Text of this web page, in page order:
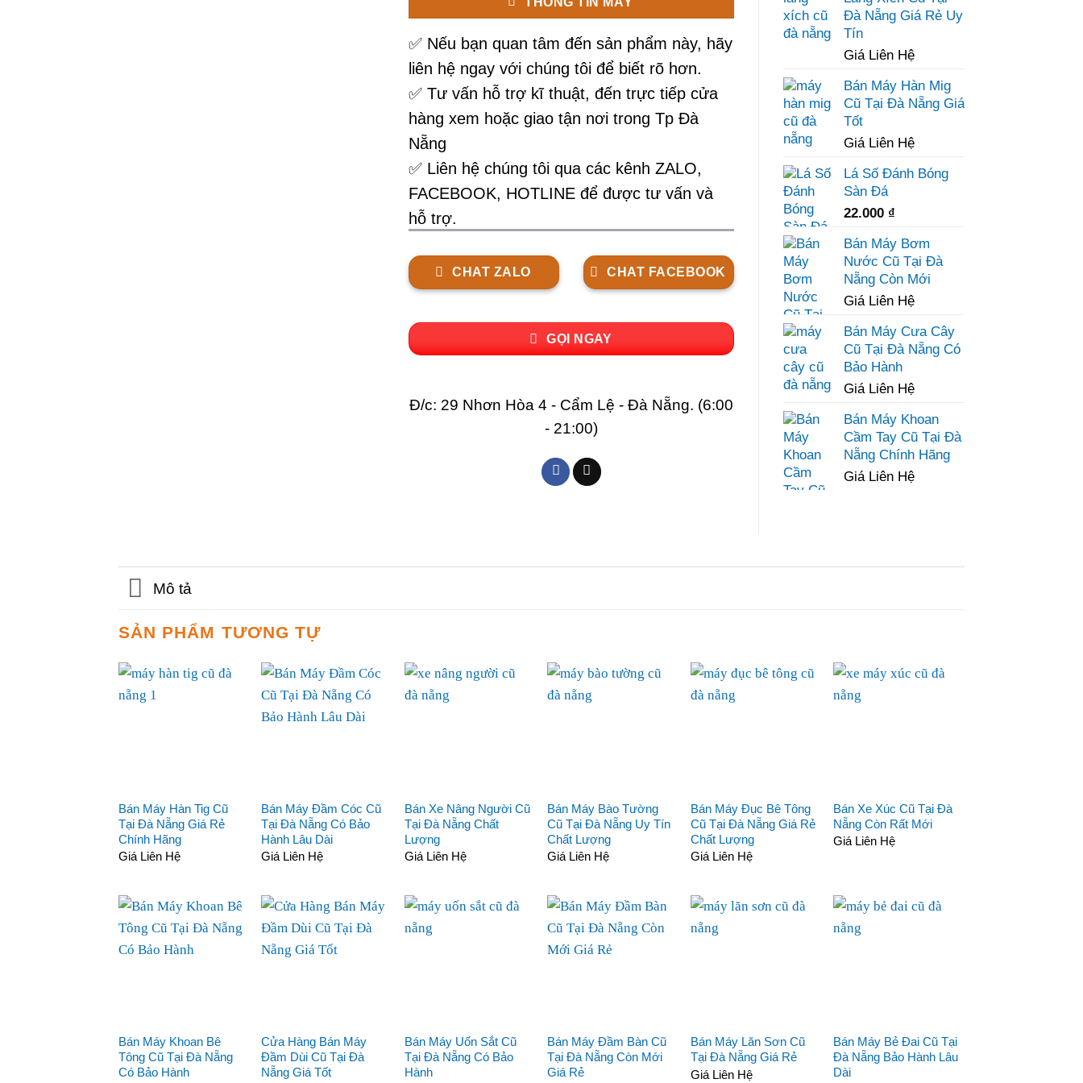
✅ Nếu bạn quan tâm đến sản phẩm này, hãy
liên hệ ngay với chúng tôi để biết rõ hơn.
✅ Tư vấn hỗ trợ kĩ thuật, đến trực tiếp cửa
hàng xem hoặc giao tận nơi trong Tp Đà
Nẵng
✅ Liên hệ chúng tôi qua các kênh ZALO,
FACEBOOK, HOTLINE để được tư vấn và
hỗ trợ.
CHAT ZALO CHAT FACEBOOK
GỌI NGAY
Đ/c: 29 Nhơn Hòa 4 - Cẩm Lệ - Đà Nẵng. (6:00
- 21:00)
Đà Nẵng Giá Rẻ Uy
Tín
Giá Liên Hệ
Bán Máy Hàn Mig
Cũ Tại Đà Nẵng Giá
Tốt
Giá Liên Hệ
Lá Số Đánh Bóng
Sàn Đá
22.000 ₫
Bán Máy Bơm
Nước Cũ Tại Đà
Nẵng Còn Mới
Giá Liên Hệ
Bán Máy Cưa Cây
Cũ Tại Đà Nẵng Có
Bảo Hành
Giá Liên Hệ
Bán Máy Khoan
Cầm Tay Cũ Tại Đà
Nẵng Chính Hãng
Giá Liên Hệ
Mô tả
SẢN PHẨM TƯƠNG TỰ
Bán Máy Hàn Tig Cũ
Tại Đà Nẵng Giá Rẻ
Chính Hãng
Giá Liên Hệ
Bán Máy Đầm Cóc Cũ
Tại Đà Nẵng Có Bảo
Hành Lâu Dài
Giá Liên Hệ
Bán Xe Nâng Người Cũ
Tại Đà Nẵng Chất
Lượng
Giá Liên Hệ
Bán Máy Bào Tường
Cũ Tại Đà Nẵng Uy Tín
Chất Lượng
Giá Liên Hệ
Bán Máy Đục Bê Tông
Cũ Tại Đà Nẵng Giá Rẻ
Chất Lượng
Giá Liên Hệ
Bán Xe Xúc Cũ Tại Đà
Nẵng Còn Rất Mới
Giá Liên Hệ
Bán Máy Khoan Bê
Tông Cũ Tại Đà Nẵng
Có Bảo Hành
Cửa Hàng Bán Máy
Đầm Dùi Cũ Tại Đà
Nẵng Giá Tốt
Bán Máy Uốn Sắt Cũ
Tại Đà Nẵng Có Bảo
Hành
Bán Máy Đầm Bàn Cũ
Tại Đà Nẵng Còn Mới
Giá Rẻ
Bán Máy Lăn Sơn Cũ
Tại Đà Nẵng Giá Rẻ
Giá Liên Hệ
Bán Máy Bẻ Đai Cũ Tại
Đà Nẵng Bảo Hành Lâu
Dài